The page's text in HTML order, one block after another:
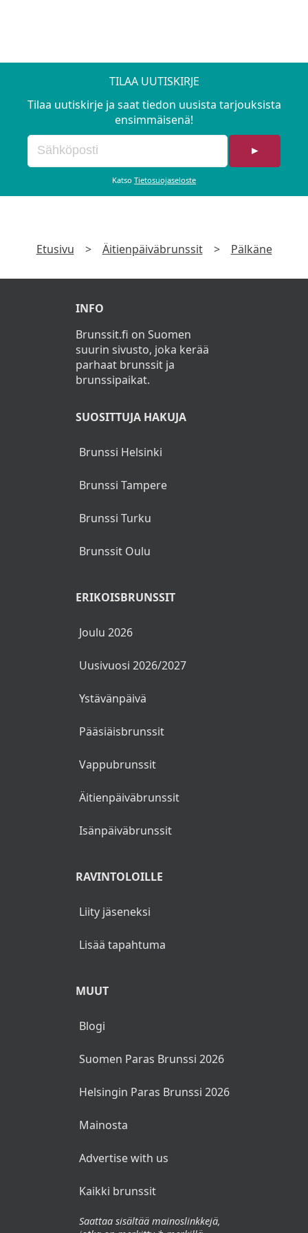
TILAA UUTISKIRJE
Tilaa uutiskirje ja saat tiedon uusista tarjouksista
ensimmäisenä!
►
Katso Tietosuojaseloste
Etusivu > Äitienpäiväbrunssit > Pälkäne
INFO
Brunssit.fi on Suomen
suurin sivusto, joka kerää
parhaat brunssit ja
brunssipaikat.
SUOSITTUJA HAKUJA
Brunssi Helsinki
Brunssi Tampere
Brunssi Turku
Brunssit Oulu
ERIKOISBRUNSSIT
Joulu 2026
Uusivuosi 2026/2027
Ystävänpäivä
Pääsiäisbrunssit
Vappubrunssit
Äitienpäiväbrunssit
Isänpäiväbrunssit
RAVINTOLOILLE
Liity jäseneksi
Lisää tapahtuma
MUUT
Blogi
Suomen Paras Brunssi 2026
Helsingin Paras Brunssi 2026
Mainosta
Advertise with us
Kaikki brunssit
Saattaa sisältää mainoslinkkejä,